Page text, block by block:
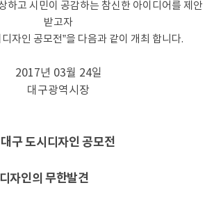
하고 시민이 공감하는 참신한 아이디어를 제안
받고자
자인 공모전”을 다음과 같이 개최 합니다.
2017년 03월 24일
대구광역시장
구 도시디자인 공모전
자인의 무한발견